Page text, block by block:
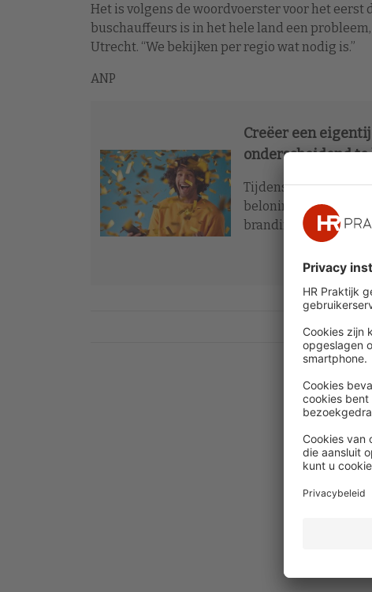
Het is volgens de woordvoerster voor het eerst
buschauffeurs is in het hele land een
Utrecht. “We bekijken per regio wat nodig is.”
ANP
Creëer een
onderscheidend
Tijdens deze
beloningsbeleid kunt
branding strategie